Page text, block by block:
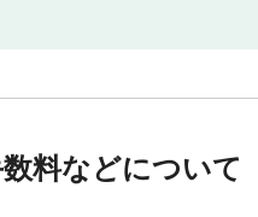
料などについて